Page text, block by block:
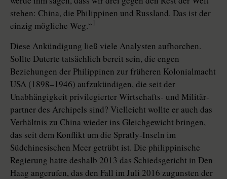
stehen: China, die Philippinen und Russland. Das ist der
einzig mögliche Weg.“ 1
Diese Ankündigung ließ viele Analysten aufhorchen.
Sollte Duterte tatsächlich bereit sein, die engen
Beziehungen der Philippinen zur früheren Kolonialmacht
USA (1898–1946) aufzukündigen, die seit der
Unabhängigkeit privilegierter Wirtschafts- und Mi­li­tär­
partner des Archipels sind? Vielleicht wollte er auch das
Verhältnis zu China wieder ins Gleichgewicht bringen,
das seit dem Konflikt um die Spratly-Inseln im
Südchinesischen Meer getrübt ist. Die philippinische
Regierung hatte deshalb 2013 das Schiedsgericht in Den
Haag angerufen, das den Fall im Juli 2016 zugunsten der